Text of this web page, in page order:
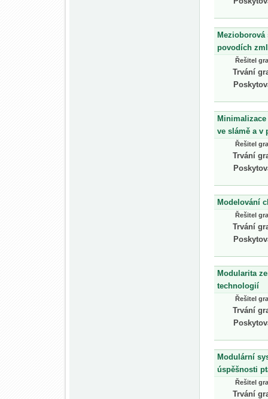
povodích
Řešitel
Trvání
ve slámě a v
Řešitel
Trvání
Modelování
Řešitel
Trvání
Modularita
technologií
Řešitel
Trvání
Modulární
úspěšnosti
Řešitel
Trvání